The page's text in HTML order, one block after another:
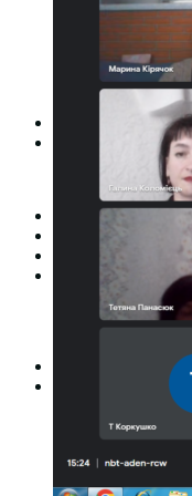
Студентська
Центр
Центр
Неформальна
Міжнародне
Міжнародне
Міжнародне
Угоди та
Вісник
Нормативно-
Форма заяви
Перелік
Майстри
Про формальну,